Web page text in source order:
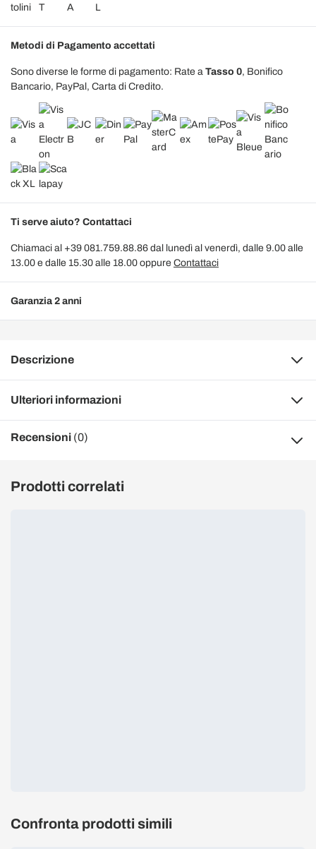
Metodi di Pagamento accettati
Sono diverse le forme di pagamento: Rate a Tasso 0, Bonifico
Bancario, PayPal, Carta di Credito.
Ti serve aiuto? Contattaci
Chiamaci al +39 081.759.88.86 dal lunedì al venerdì, dalle 9.00 alle
13.00 e dalle 15.30 alle 18.00 oppure Contattaci
Garanzia 2 anni
Descrizione
Ulteriori informazioni
Recensioni (0)
Prodotti correlati
Confronta prodotti simili